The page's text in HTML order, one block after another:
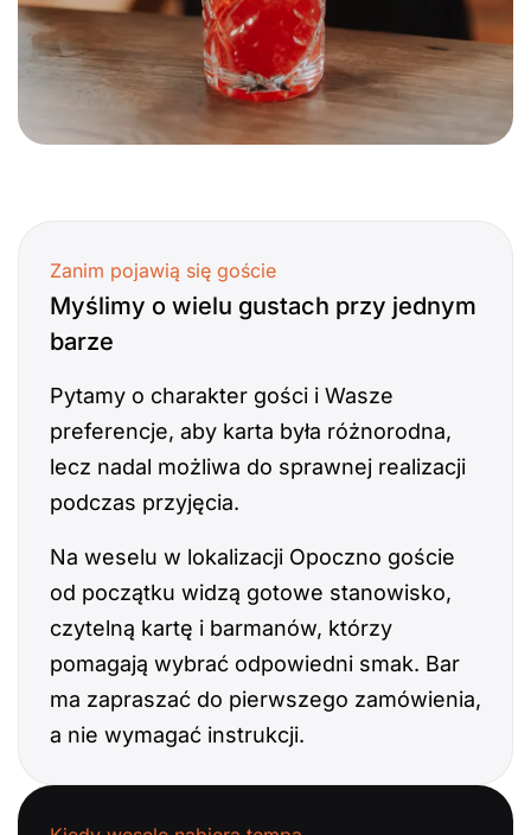
Zanim pojawią się goście
Myślimy o wielu gustach przy jednym
barze
Pytamy o charakter gości i Wasze
preferencje, aby karta była różnorodna,
lecz nadal możliwa do sprawnej realizacji
podczas przyjęcia.
Na weselu w lokalizacji Opoczno goście
od początku widzą gotowe stanowisko,
czytelną kartę i barmanów, którzy
pomagają wybrać odpowiedni smak. Bar
ma zapraszać do pierwszego zamówienia,
a nie wymagać instrukcji.